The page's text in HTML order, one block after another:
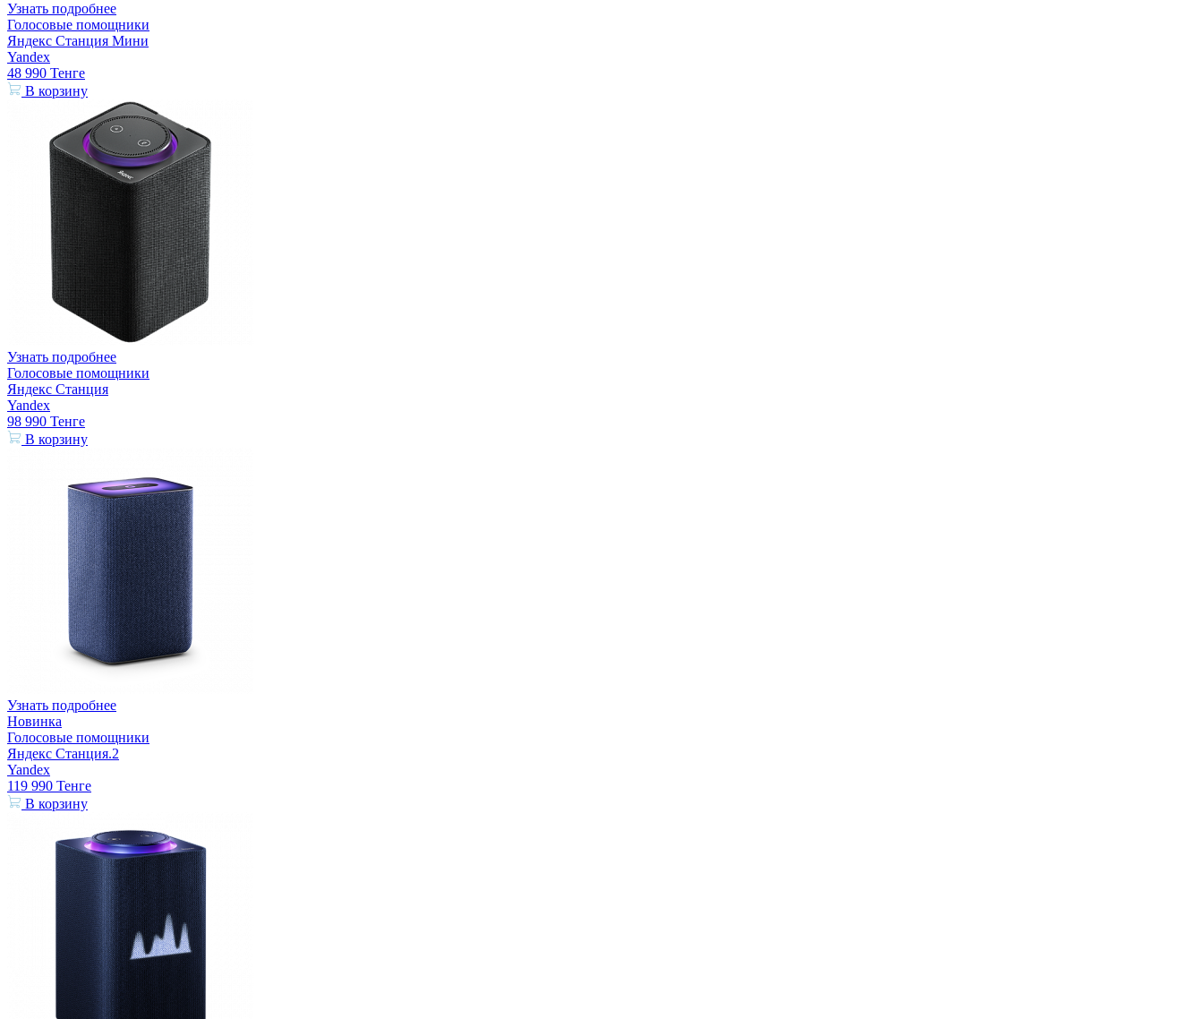
Узнать подробнее
Голосовые помощники
Яндекс Станция Мини
Yandex
48 990 Тенге
В корзину
Узнать подробнее
Голосовые помощники
Яндекс Станция
Yandex
98 990 Тенге
В корзину
Узнать подробнее
Новинка
Голосовые помощники
Яндекс Станция.2
Yandex
119 990 Тенге
В корзину